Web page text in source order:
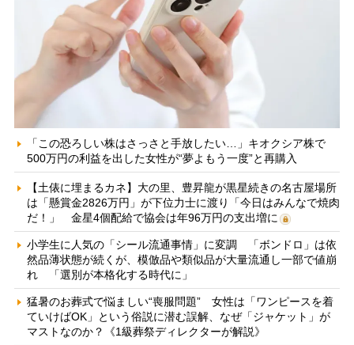
「この恐ろしい株はさっさと手放したい…」キオクシア株で
500万円の利益を出した女性が“夢よもう一度”と再購入
【土俵に埋まるカネ】大の里、豊昇龍が黒星続きの名古屋場所
は「懸賞金2826万円」が下位力士に渡り「今日はみんなで焼肉
だ！」 金星4個配給で協会は年96万円の支出増に
小学生に人気の「シール流通事情」に変調 「ボンドロ」は依
然品薄状態が続くが、模倣品や類似品が大量流通し一部で値崩
れ 「選別が本格化する時代に」
猛暑のお葬式で悩ましい“喪服問題” 女性は「ワンピースを着
ていけばOK」という俗説に潜む誤解、なぜ「ジャケット」が
マストなのか？《1級葬祭ディレクターが解説》